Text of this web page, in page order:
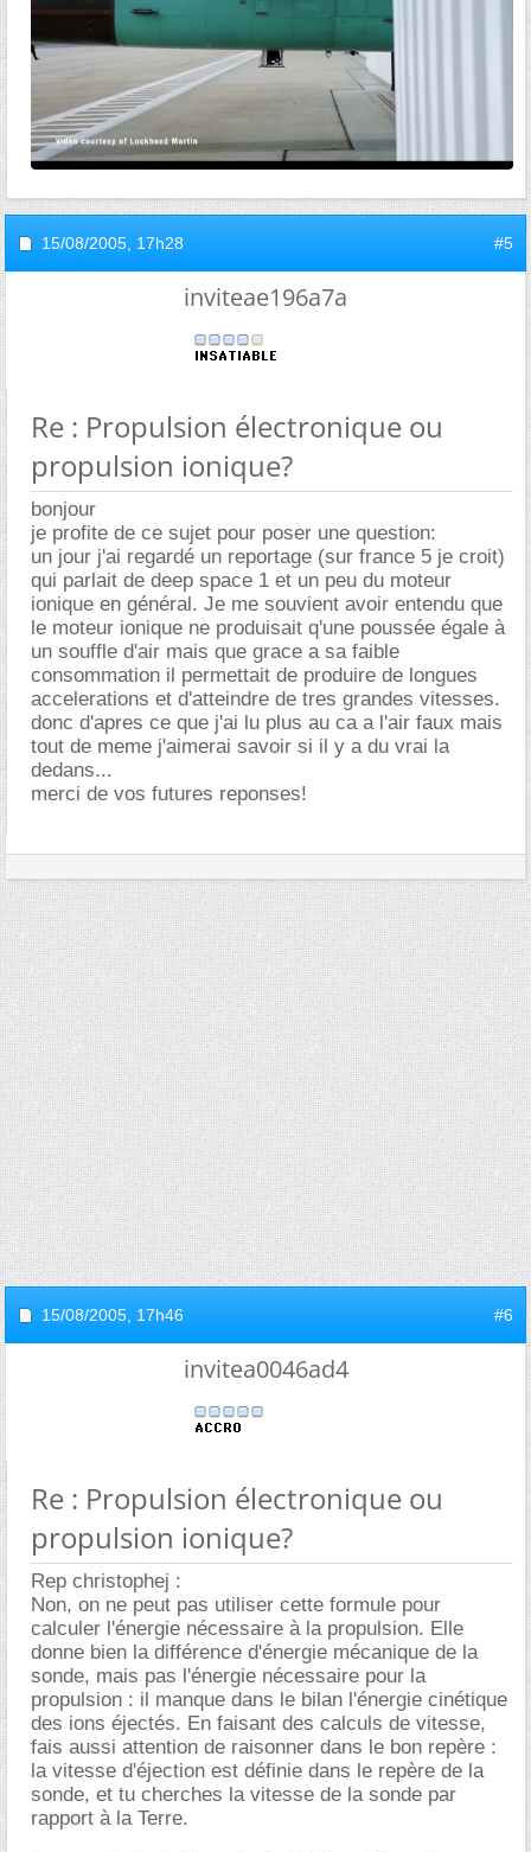
15/08/2005, 17h28 #5
inviteae196a7a
Re : Propulsion électronique ou
propulsion ionique?
bonjour
je profite de ce sujet pour poser une question:
un jour j'ai regardé un reportage (sur france 5 je croit)
qui parlait de deep space 1 et un peu du moteur
ionique en général. Je me souvient avoir entendu que
le moteur ionique ne produisait q'une poussée égale à
un souffle d'air mais que grace a sa faible
consommation il permettait de produire de longues
accelerations et d'atteindre de tres grandes vitesses.
donc d'apres ce que j'ai lu plus au ca a l'air faux mais
tout de meme j'aimerai savoir si il y a du vrai la
dedans...
merci de vos futures reponses!
15/08/2005, 17h46 #6
invitea0046ad4
Re : Propulsion électronique ou
propulsion ionique?
Rep christophej :
Non, on ne peut pas utiliser cette formule pour
calculer l'énergie nécessaire à la propulsion. Elle
donne bien la différence d'énergie mécanique de la
sonde, mais pas l'énergie nécessaire pour la
propulsion : il manque dans le bilan l'énergie cinétique
des ions éjectés. En faisant des calculs de vitesse,
fais aussi attention de raisonner dans le bon repère :
la vitesse d'éjection est définie dans le repère de la
sonde, et tu cherches la vitesse de la sonde par
rapport à la Terre.